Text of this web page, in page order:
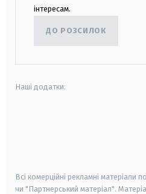
інтересам.
ДО РОЗСИЛОК
Наші додатки:
Всі комерційні рекламні матеріали
чи "Партнерський матеріал".